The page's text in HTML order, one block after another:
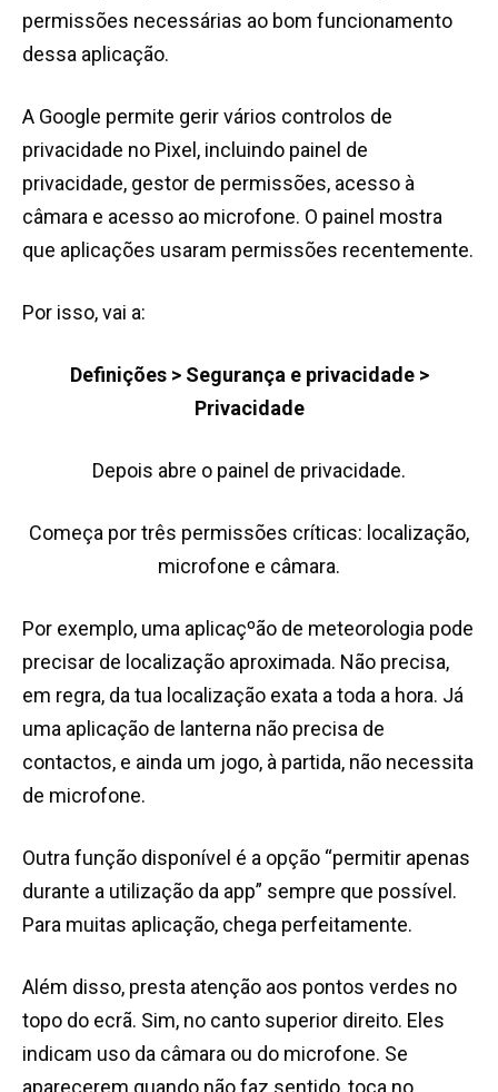
permissões necessárias ao bom funcionamento
dessa aplicação.
A Google permite gerir vários controlos de
privacidade no Pixel, incluindo painel de
privacidade, gestor de permissões, acesso à
câmara e acesso ao microfone. O painel mostra
que aplicações usaram permissões recentemente.
Por isso, vai a:
Definições > Segurança e privacidade >
Privacidade
Depois abre o painel de privacidade.
Começa por três permissões críticas: localização,
microfone e câmara.
Por exemplo, uma aplicaçºão de meteorologia pode
precisar de localização aproximada. Não precisa,
em regra, da tua localização exata a toda a hora. Já
uma aplicação de lanterna não precisa de
contactos, e ainda um jogo, à partida, não necessita
de microfone.
Outra função disponível é a opção “permitir apenas
durante a utilização da app” sempre que possível.
Para muitas aplicação, chega perfeitamente.
Além disso, presta atenção aos pontos verdes no
topo do ecrã. Sim, no canto superior direito. Eles
indicam uso da câmara ou do microfone. Se
aparecerem quando não faz sentido, toca no